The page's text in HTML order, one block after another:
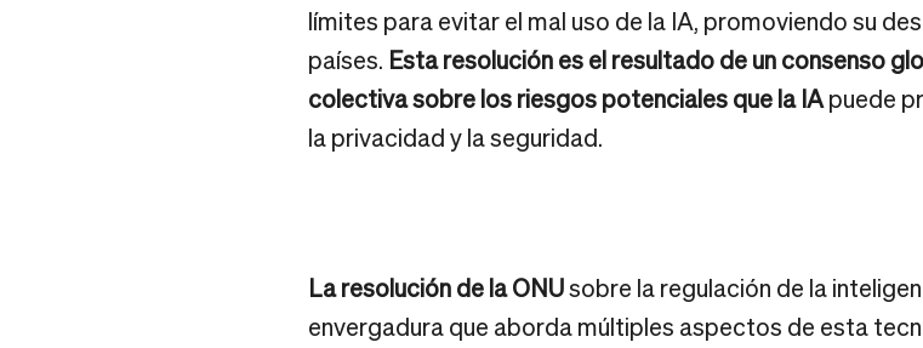
límites para evitar el mal uso de la IA, promoviendo su
países. Esta resolución es el resultado de un consenso
colectiva sobre los riesgos potenciales que la IApuede
la privacidad y la seguridad.
La resolución de la ONUsobre la regulación de la
envergadura que aborda múltiples aspectos de esta